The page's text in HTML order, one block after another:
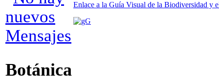
Enlace a la Guía Visual de la Biodiversidad y
Botánica